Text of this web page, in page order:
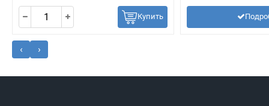
Купить
‹ ›